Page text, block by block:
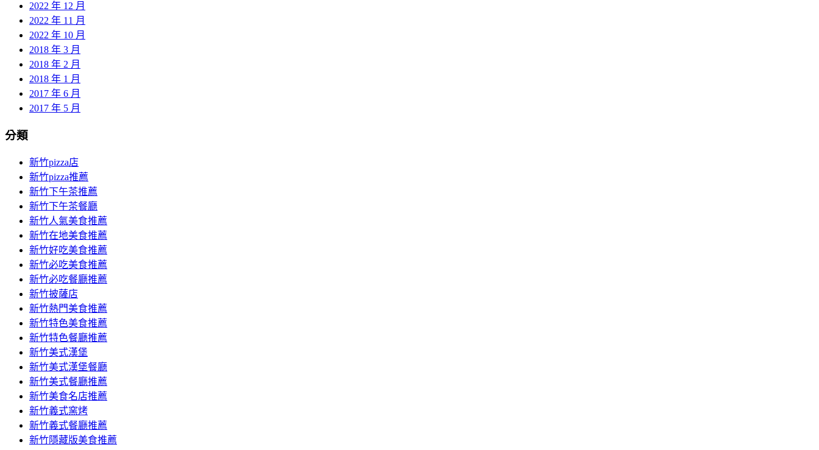
2022 年 12 月
2022 年 11 月
2022 年 10 月
2018 年 3 月
2018 年 2 月
2018 年 1 月
2017 年 6 月
2017 年 5 月
分類
新竹pizza店
新竹pizza推薦
新竹下午茶推薦
新竹下午茶餐廳
新竹人氣美食推薦
新竹在地美食推薦
新竹好吃美食推薦
新竹必吃美食推薦
新竹必吃餐廳推薦
新竹披薩店
新竹熱門美食推薦
新竹特色美食推薦
新竹特色餐廳推薦
新竹美式漢堡
新竹美式漢堡餐廳
新竹美式餐廳推薦
新竹美食名店推薦
新竹義式窯烤
新竹義式餐廳推薦
新竹隱藏版美食推薦